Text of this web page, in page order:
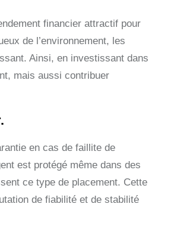
financier attractif pour
de l’environnement, les
Ainsi, en investissant dans
mais aussi contribuer
en cas de faillite de
est protégé même dans des
ce type de placement. Cette
de fiabilité et de stabilité